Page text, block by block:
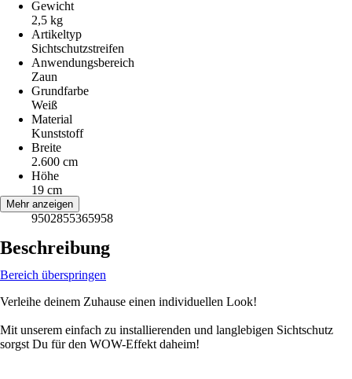
Gewicht
2,5 kg
Artikeltyp
Sichtschutzstreifen
Anwendungsbereich
Zaun
Grundfarbe
Weiß
Material
Kunststoff
Breite
2.600 cm
Höhe
19 cm
EAN
9502855365958
Mehr anzeigen
Beschreibung
Bereich überspringen
Verleihe deinem Zuhause einen individuellen Look!
Mit unserem einfach zu installierenden und langlebigen Sichtschutz
sorgst Du für den WOW-Effekt daheim!